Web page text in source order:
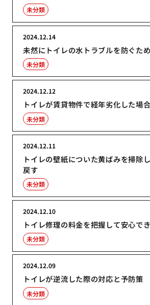
未分類
未然にトイレの水トラブルを防ぐた
2024.12.14
未分類
トイレが賃貸物件で経年劣化した場
2024.12.12
未分類
トイレの壁紙についた黄ばみを掃除
戻す
2024.12.11
未分類
トイレ修理の料金を把握して安心で
2024.12.10
未分類
トイレが逆流した際の対応と予防策
2024.12.09
未分類